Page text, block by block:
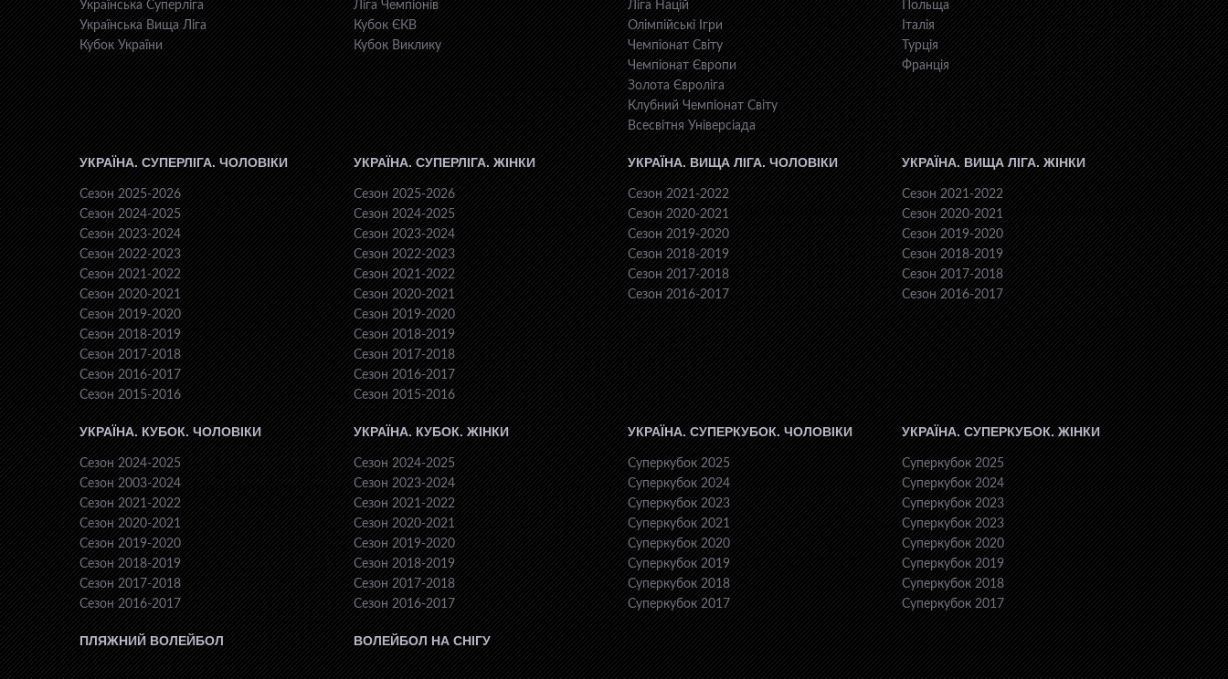
Українська Суперліга
Українська Вища Ліга
Кубок України
Ліга Чемпіонів
Кубок ЄКВ
Кубок Виклику
Ліга Націй
Олімпійські Ігри
Чемпіонат Світу
Чемпіонат Європи
Золота Євроліга
Клубний Чемпіонат Світу
Всесвiтня Унiверсiaда
Польща
Італія
Турція
Франція
УКРАЇНА. СУПЕРЛІГА. ЧОЛОВІКИ
Сезон 2025-2026
Сезон 2024-2025
Сезон 2023-2024
Сезон 2022-2023
Сезон 2021-2022
Сезон 2020-2021
Сезон 2019-2020
Сезон 2018-2019
Сезон 2017-2018
Сезон 2016-2017
Сезон 2015-2016
УКРАЇНА. СУПЕРЛІГА. ЖІНКИ
Сезон 2025-2026
Сезон 2024-2025
Сезон 2023-2024
Сезон 2022-2023
Сезон 2021-2022
Сезон 2020-2021
Сезон 2019-2020
Сезон 2018-2019
Сезон 2017-2018
Сезон 2016-2017
Сезон 2015-2016
УКРАЇНА. ВИЩА ЛІГА. ЧОЛОВІКИ
Сезон 2021-2022
Сезон 2020-2021
Сезон 2019-2020
Сезон 2018-2019
Сезон 2017-2018
Сезон 2016-2017
УКРАЇНА. ВИЩА ЛІГА. ЖІНКИ
Сезон 2021-2022
Сезон 2020-2021
Сезон 2019-2020
Сезон 2018-2019
Сезон 2017-2018
Сезон 2016-2017
УКРАЇНА. КУБОК. ЧОЛОВІКИ
Сезон 2024-2025
Сезон 2003-2024
Сезон 2021-2022
Сезон 2020-2021
Сезон 2019-2020
Сезон 2018-2019
Сезон 2017-2018
Сезон 2016-2017
УКРАЇНА. КУБОК. ЖІНКИ
Сезон 2024-2025
Сезон 2023-2024
Сезон 2021-2022
Сезон 2020-2021
Сезон 2019-2020
Сезон 2018-2019
Сезон 2017-2018
Сезон 2016-2017
УКРАЇНА. СУПЕРКУБОК. ЧОЛОВІКИ
Суперкубок 2025
Суперкубок 2024
Суперкубок 2023
Суперкубок 2021
Суперкубок 2020
Суперкубок 2019
Суперкубок 2018
Суперкубок 2017
УКРАЇНА. СУПЕРКУБОК. ЖІНКИ
Суперкубок 2025
Суперкубок 2024
Суперкубок 2023
Суперкубок 2023
Суперкубок 2020
Суперкубок 2019
Суперкубок 2018
Суперкубок 2017
ПЛЯЖНИЙ ВОЛЕЙБОЛ ВОЛЕЙБОЛ НА СНІГУ